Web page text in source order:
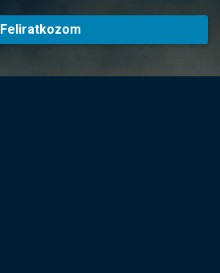
Feliratkozom